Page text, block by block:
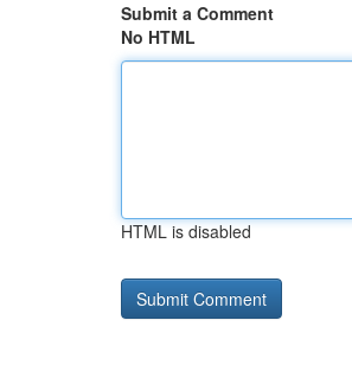
Submit a Comment
No HTML
HTML is disabled